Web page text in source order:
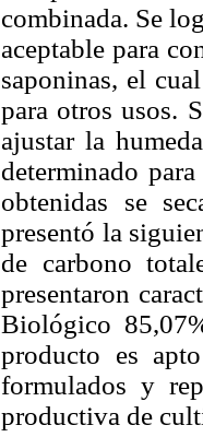
combinada. Se
aceptable para
saponinas, el
para otros usos.
ajustar la
determinado
obtenidas se
presentó la
de carbono
presentaron
Biológico
producto es
formulados y
productiva de